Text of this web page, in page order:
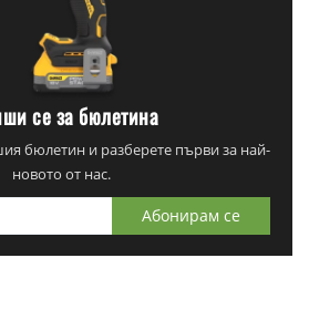
се за бюлетина
бюлетин и разберете първи за най-
новото от нас.
Абонирам се